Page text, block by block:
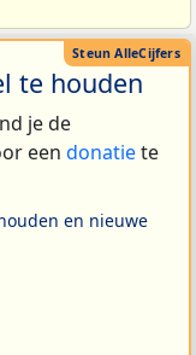
te houden
je de
een donatiete
en nieuwe